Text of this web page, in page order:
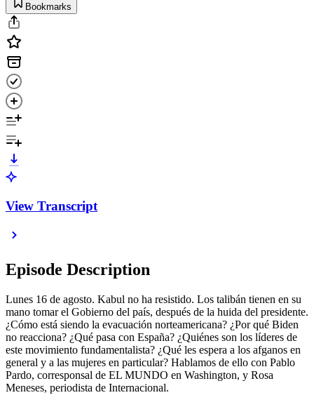
Bookmarks
View Transcript
Episode Description
Lunes 16 de agosto. Kabul no ha resistido. Los talibán tienen en su
mano tomar el Gobierno del país, después de la huida del presidente.
¿Cómo está siendo la evacuación norteamericana? ¿Por qué Biden
no reacciona? ¿Qué pasa con España? ¿Quiénes son los líderes de
este movimiento fundamentalista? ¿Qué les espera a los afganos en
general y a las mujeres en particular? Hablamos de ello con Pablo
Pardo, corresponsal de EL MUNDO en Washington, y Rosa
Meneses, periodista de Internacional.